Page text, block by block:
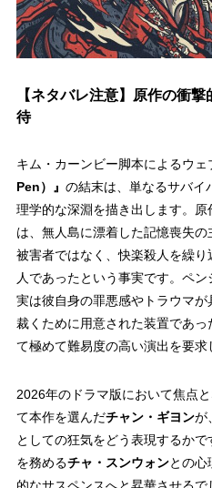
【ネタバレ注意】原作の衝
待
キム・カーンビー脚本によるウェ
Pen）』 の結末は、単なるサバイ
理学的な深淵を描き出します。
は、無人島に漂着した記憶喪失の
被害者ではなく、快楽殺人を繰り
人であったという事実です。ペン
実は彼自身の罪悪感やトラウマ
裁くために用意された装置であ
て極めて難易度の高い演出を要求
2026年のドラマ版において焦点
て本作を選んだチャン・ギヨンが
としての狂気をどう表現するか
を務めるチャ・スンウォンとの心